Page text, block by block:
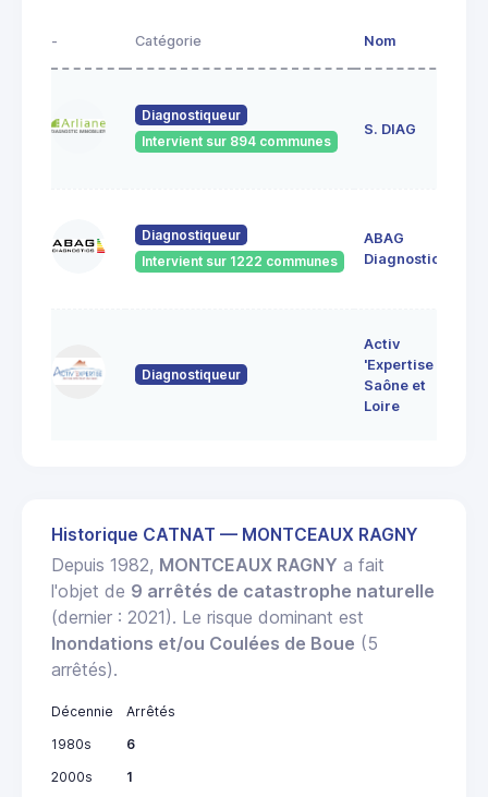
- Catégorie Nom
Diagnostiqueur
Intervient sur 894 communes
S. DIAG
Diagnostiqueur
Intervient sur 1222 communes
ABAG
Diagnostics
Diagnostiqueur
Activ
'Expertise
Saône et
Loire
Historique CATNAT — MONTCEAUX RAGNY
Depuis 1982, MONTCEAUX RAGNY a fait
l'objet de 9 arrêtés de catastrophe naturelle
(dernier : 2021). Le risque dominant est
Inondations et/ou Coulées de Boue (5
arrêtés).
Décennie
Arrêtés
1980s
6
2000s
1